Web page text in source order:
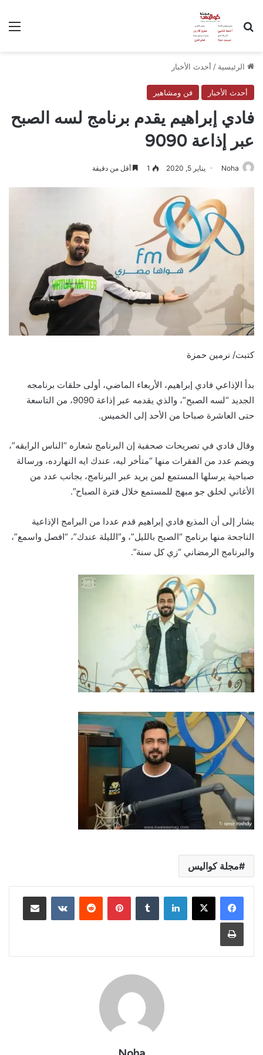
بحث عن
الرئيسية / أحدث الأخبار
أحدث الأخبار فن ومشاهير
فادي إبراهيم يقدم برنامج لسه الصبح
عبر إذاعة 9090
Noha يناير 5, 2020 1 أقل من دقيقة
كتبت/ نرمين حمزة
بدأ الإذاعي فادي إبراهيم، الأربعاء الماضي، أولى حلقات برنامجه
الجديد “لسه الصبح”، والذي يقدمه عبر إذاعة 9090، من التاسعة
حتى العاشرة صباحا من الأحد إلى الخميس.
وقال فادي في تصريحات صحفية إن البرنامج شعاره “الناس الرايقه”،
ويضم عدد من الفقرات منها “متأخر ليه، عندك ايه النهارده، ورسالة
صباحية يرسلها المستمع لمن يريد عبر البرنامج، بجانب عدد من
الأغاني لخلق جو مبهج للمستمع خلال فترة الصباح”.
يشار إلى أن المذيع فادي إبراهيم قدم عددا من البرامج الإذاعية
الناجحة منها برنامج “الصبح بالليل”، و”الليلة عندك”، “افصل واسمع”،
والبرنامج الرمضاني “زي كل سنة”.
مجلة كواليس
لينكدإن بينتيريست مشاركة عبر البريد
طباعة